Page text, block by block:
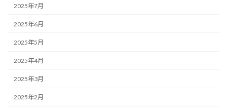
2025年7月
2025年6月
2025年5月
2025年4月
2025年3月
2025年2月